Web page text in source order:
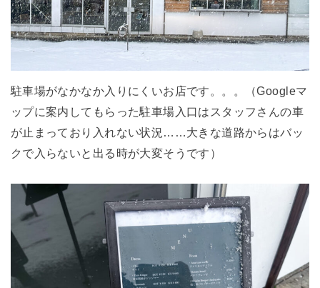
駐車場がなかなか入りにくいお店です。。。（Googleマ
ップに案内してもらった駐車場入口はスタッフさんの車
が止まっており入れない状況……大きな道路からはバッ
クで入らないと出る時が大変そうです）